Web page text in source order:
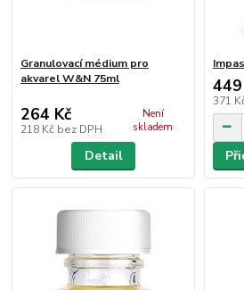
Granulovací médium pro
akvarel W&N 75ml
264 Kč
218 Kč bez DPH
Není
skladem
Detail
449
371